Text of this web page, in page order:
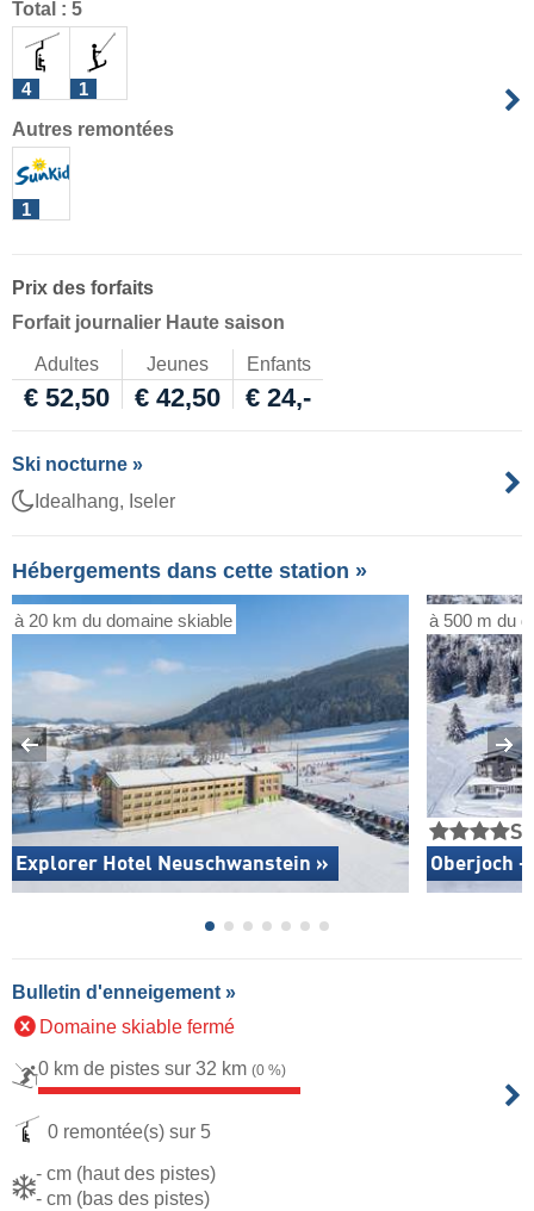
Total : 5
4 1
Autres remontées
1
Prix des forfaits
Forfait journalier Haute saison
Adultes Jeunes Enfants
€ 52,50 € 42,50 € 24,-
Ski nocturne »
Idealhang, Iseler
Hébergements dans cette station »
à 20 km du domaine skiable
Explorer Hotel Neuschwanstein »
à 500 m du
S
Oberjoch
Bulletin d'enneigement »
Domaine skiable fermé
0 km de pistes sur 32 km (0 %)
0 remontée(s) sur 5
- cm (haut des pistes)
- cm (bas des pistes)